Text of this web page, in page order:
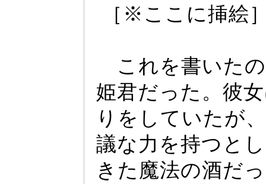
［※ここに挿絵
これを書いた
姫君だっ た。彼
りをしていたが
議な力を持つと
きた魔法の酒だっ